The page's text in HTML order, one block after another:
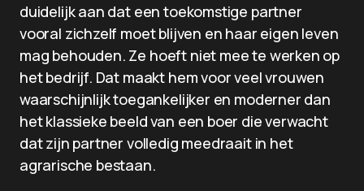
duidelijk aan dat een toekomstige partner
vooral zichzelf moet blijven en haar eigen leven
mag behouden. Ze hoeft niet mee te werken op
het bedrijf. Dat maakt hem voor veel vrouwen
waarschijnlijk toegankelijker en moderner dan
het klassieke beeld van een boer die verwacht
dat zijn partner volledig meedraait in het
agrarische bestaan.